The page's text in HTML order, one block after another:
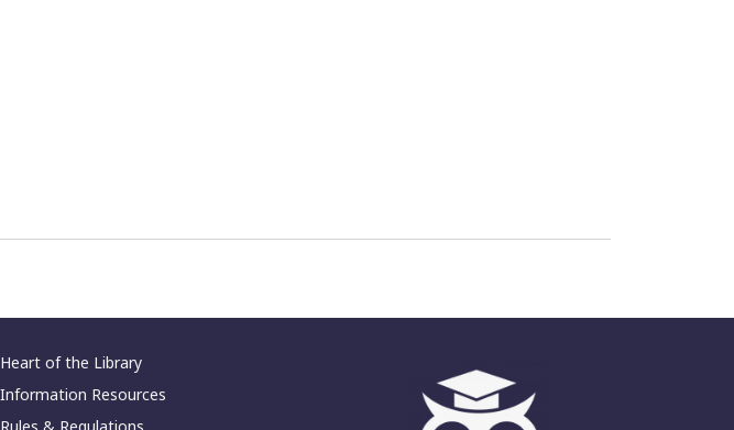
Heart of the Library
Information Resources